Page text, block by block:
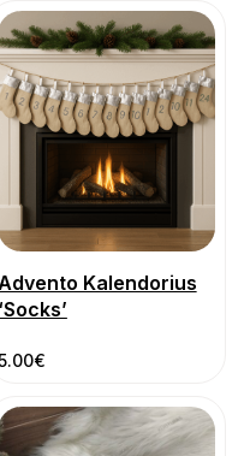
Kalendorius
‘Socks’
€